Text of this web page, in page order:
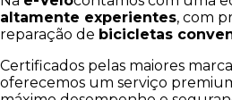
altamente experientes, com
reparação de bicicletas
Certificados pelas maiores
oferecemos um serviço